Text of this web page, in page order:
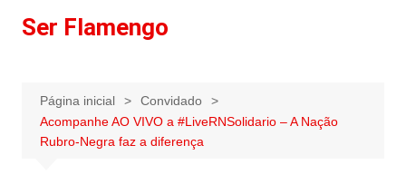
paraSer Flamengo
Página inicial
Convidado
Acompanhe AO VIVO a #LiveRNSolidario – A Nação
Rubro-Negra faz a diferença